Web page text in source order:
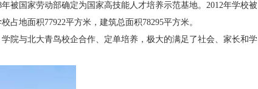
被国家劳动部确定为国家高技能人才培养示范基地。2012年学校被
地面积77922平方米，建筑总面积78295平方米。
院与北大青鸟校企合作、定单培养，极大的满足了社会、家长和学